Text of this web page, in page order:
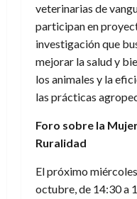
veterinarias de
participan en
investigación que
mejorar la salud y
los animales y la
las prácticas
Foro sobre la
Ruralidad
El próximo
octubre, de 14:30 a